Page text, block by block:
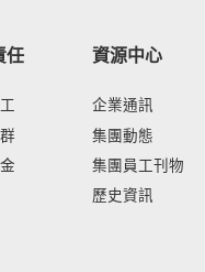
任 資源中心
企業通訊
集團動態
集團員工刊物
歷史資訊